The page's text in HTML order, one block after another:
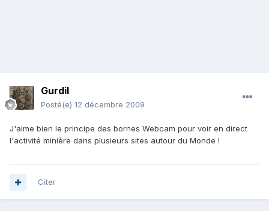
Gurdil
Posté(e) 12 décembre 2009
J'aime bien le principe des bornes Webcam pour voir en direct
l'activité minière dans plusieurs sites autour du Monde !
Citer